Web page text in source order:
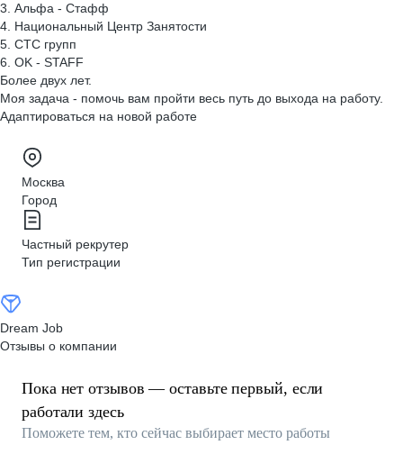
3. Альфа - Стафф
4. Национальный Центр Занятости
5. СТС групп
6. OK - STAFF
Более двух лет.
Моя задача - помочь вам пройти весь путь до выхода на работу.
Адаптироваться на новой работе
Москва
Город
Частный рекрутер
Тип регистрации
Dream Job
Отзывы о компании
Пока нет отзывов — оставьте первый, если
работали здесь
Поможете тем, кто сейчас выбирает место работы